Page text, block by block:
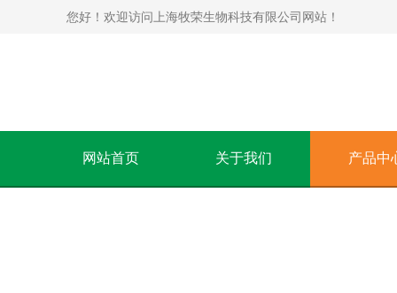
您好！欢迎访问上海牧荣生物科技有限公司网站！
网站首页 关于我们 产品中